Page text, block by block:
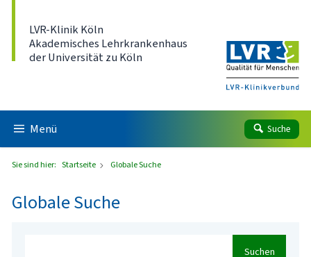
LVR-Klinik Köln
Akademisches Lehrkrankenhaus
der Universität zu Köln
Menü Suche
Sie sind hier: Startseite Globale Suche
Globale Suche
Suchen